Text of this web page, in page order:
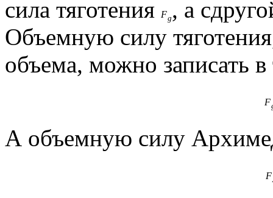
сила тяготения
Fg , а
Объемную силу
объема, можно записать
F
А объемную силу
F